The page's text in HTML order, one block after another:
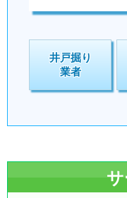
井戸掘り
業者